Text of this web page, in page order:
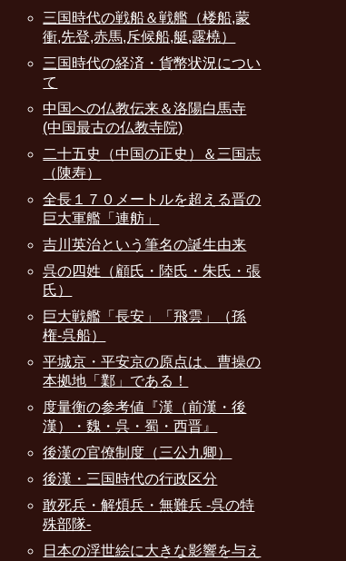
三国時代の戦船＆戦艦（楼船,蒙
衝,先登,赤馬,斥候船,艇,露橈）
三国時代の経済・貨幣状況につい
て
中国への仏教伝来＆洛陽白馬寺
(中国最古の仏教寺院)
二十五史（中国の正史）＆三国志
（陳寿）
全長１７０メートルを超える晋の
巨大軍艦「連舫」
吉川英治という筆名の誕生由来
呉の四姓（顧氏・陸氏・朱氏・張
氏）
巨大戦艦「長安」「飛雲」（孫
権-呉船）
平城京・平安京の原点は、曹操の
本拠地「鄴」である！
度量衡の参考値『漢（前漢・後
漢）・魏・呉・蜀・西晋』
後漢の官僚制度（三公九卿）
後漢・三国時代の行政区分
敢死兵・解煩兵・無難兵 -呉の特
殊部隊-
日本の浮世絵に大きな影響を与え